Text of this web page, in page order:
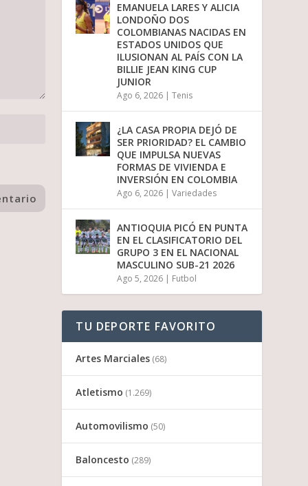
EMANUELA LARES Y ALICIA
LONDOÑO DOS
COLOMBIANAS NACIDAS EN
ESTADOS UNIDOS QUE
ILUSIONAN AL PAÍS CON LA
BILLIE JEAN KING CUP
JUNIOR
Ago 6, 2026 |Tenis
¿LA CASA PROPIA DEJÓ DE
SER PRIORIDAD? EL CAMBIO
QUE IMPULSA NUEVAS
FORMAS DE VIVIENDA E
INVERSIÓN EN COLOMBIA
Ago 6, 2026 |Variedades
ANTIOQUIA PICÓ EN PUNTA
EN EL CLASIFICATORIO DEL
GRUPO 3 EN EL NACIONAL
MASCULINO SUB-21 2026
Ago 5, 2026 | Futbol
TU DEPORTE FAVORITO
Artes Marciales (68)
Atletismo (1.269)
Automovilismo (50)
Baloncesto (289)